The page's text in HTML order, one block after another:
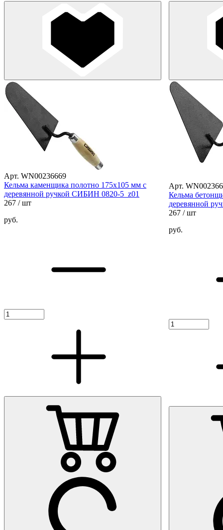
Арт. WN00236669
Кельма каменщика полотно 175х105 мм с
деревянной ручкой СИБИН 0820-5_z01
267 / шт
руб.
Арт.
Кельма
деревянной
267 / шт
руб.